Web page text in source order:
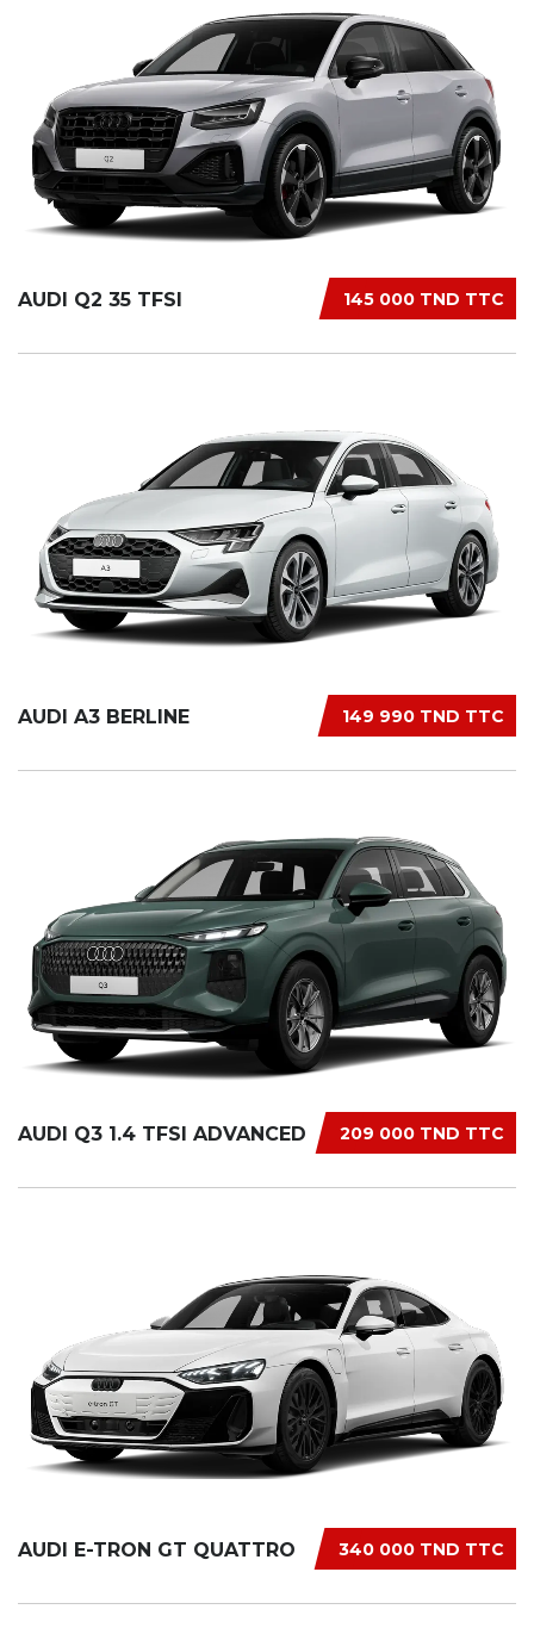
145 000 TND TTC
AUDI Q2 35 TFSI
149 990 TND TTC
AUDI A3 BERLINE
209 000 TND TTC
AUDI Q3 1.4 TFSI ADVANCED
340 000 TND TTC
AUDI E-TRON GT QUATTRO